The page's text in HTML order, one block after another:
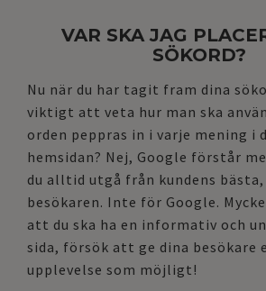
VAR SKA JAG
SÖKORD?
Nu när du har tagit fram dina
viktigt att veta hur man ska
orden peppras in i varje mening i
hemsidan? Nej, Google förstår
du alltid utgå från kundens
besökaren. Inte för Google.
att du ska ha en informativ och
sida, försök att ge dina besökare
upplevelse som möjligt!